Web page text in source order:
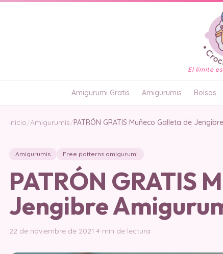
El límite
Amigurumi Gratis Amigurumis Bolsas
Inicio/Amigurumis/PATRÓN GRATIS Muñeco Galleta de
Amigurumis Free patterns amigurumi
PATRÓN GRATIS
Jengibre
22 de noviembre de 2021·4 min de lectura